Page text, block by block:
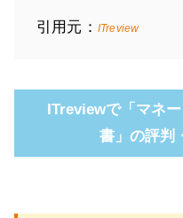
引用元： ITreview
ITreviewで「マネ
書」の評判